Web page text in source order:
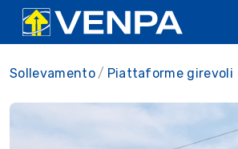
Sollevamento Piattaforme girevoli